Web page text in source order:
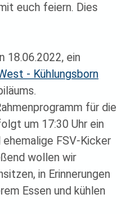
euch feiern. Dies
18.06.2022, ein
- Kühlungsborn
für die
um 17:30 Uhr ein
FSV-Kicker
wollen wir
in Erinnerungen
Essen und kühlen